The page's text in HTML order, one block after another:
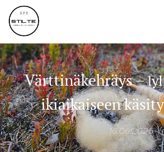
Värttinäkehräys –
ikiaikaiseen
16.06.2026